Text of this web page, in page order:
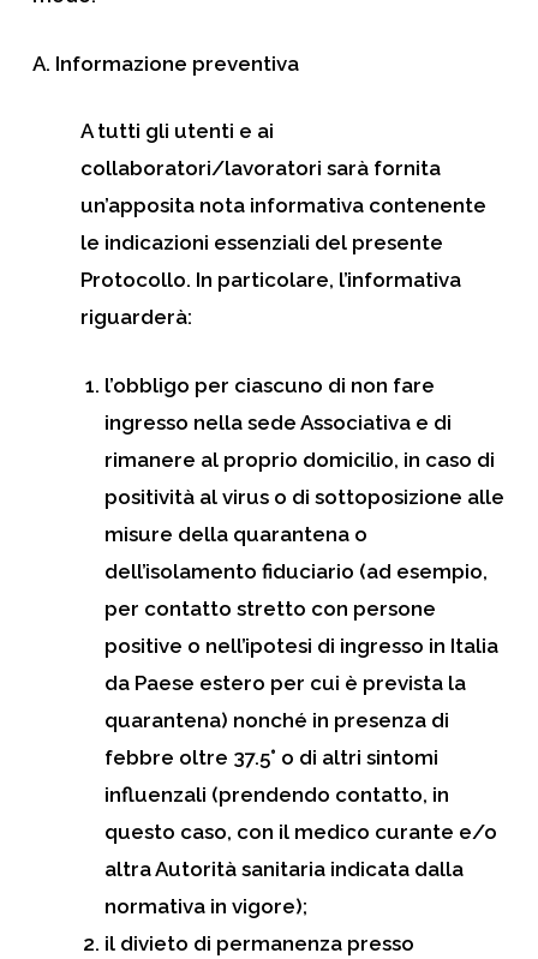
A. Informazione preventiva
A tutti gli utenti e ai
collaboratori/lavoratori sarà fornita
un’apposita nota informativa contenente
le indicazioni essenziali del presente
Protocollo. In particolare, l’informativa
riguarderà:
l’obbligo per ciascuno di non fare
ingresso nella sede Associativa e di
rimanere al proprio domicilio, in caso di
positività al virus o di sottoposizione alle
misure della quarantena o
dell’isolamento fiduciario (ad esempio,
per contatto stretto con persone
positive o nell’ipotesi di ingresso in Italia
da Paese estero per cui è prevista la
quarantena) nonché in presenza di
febbre oltre 37.5° o di altri sintomi
influenzali (prendendo contatto, in
questo caso, con il medico curante e/o
altra Autorità sanitaria indicata dalla
normativa in vigore);
il divieto di permanenza presso